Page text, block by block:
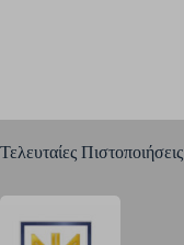
Τελευταίες Πιστοποιήσεις